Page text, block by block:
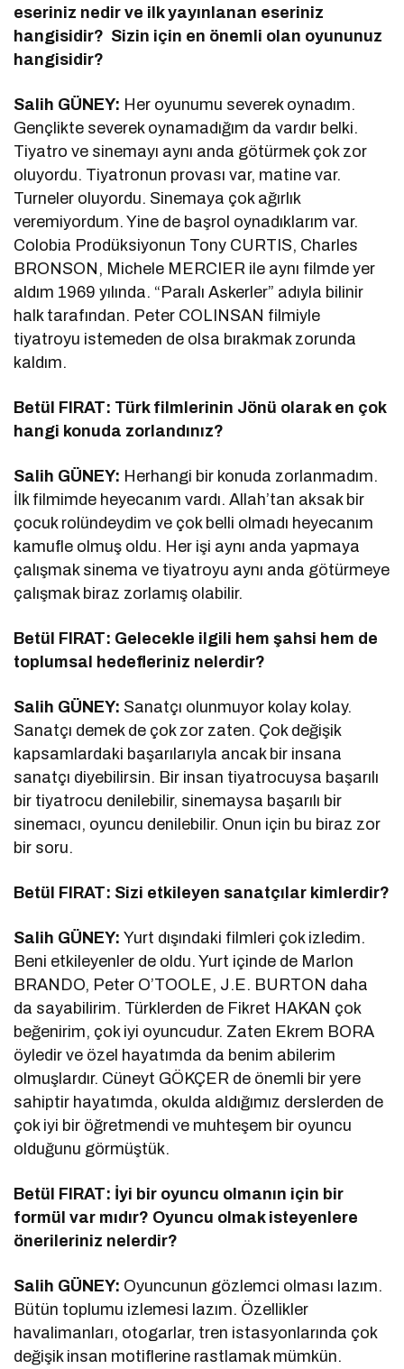
eseriniz nedir ve ilk yayınlanan eseriniz
hangisidir? Sizin için en önemli olan oyununuz
hangisidir?
Salih GÜNEY: Her oyunumu severek oynadım.
Gençlikte severek oynamadığım da vardır belki.
Tiyatro ve sinemayı aynı anda götürmek çok zor
oluyordu. Tiyatronun provası var, matine var.
Turneler oluyordu. Sinemaya çok ağırlık
veremiyordum. Yine de başrol oynadıklarım var.
Colobia Prodüksiyonun Tony CURTIS, Charles
BRONSON, Michele MERCIER ile aynı filmde yer
aldım 1969 yılında. “Paralı Askerler” adıyla bilinir
halk tarafından. Peter COLINSAN filmiyle
tiyatroyu istemeden de olsa bırakmak zorunda
kaldım.
Betül FIRAT: Türk filmlerinin Jönü olarak en çok
hangi konuda zorlandınız?
Salih GÜNEY: Herhangi bir konuda zorlanmadım.
İlk filmimde heyecanım vardı. Allah’tan aksak bir
çocuk rolündeydim ve çok belli olmadı heyecanım
kamufle olmuş oldu. Her işi aynı anda yapmaya
çalışmak sinema ve tiyatroyu aynı anda götürmeye
çalışmak biraz zorlamış olabilir.
Betül FIRAT: Gelecekle ilgili hem şahsi hem de
toplumsal hedefleriniz nelerdir?
Salih GÜNEY: Sanatçı olunmuyor kolay kolay.
Sanatçı demek de çok zor zaten. Çok değişik
kapsamlardaki başarılarıyla ancak bir insana
sanatçı diyebilirsin. Bir insan tiyatrocuysa başarılı
bir tiyatrocu denilebilir, sinemaysa başarılı bir
sinemacı, oyuncu denilebilir. Onun için bu biraz zor
bir soru.
Betül FIRAT: Sizi etkileyen sanatçılar kimlerdir?
Salih GÜNEY:Yurt dışındaki filmleri çok izledim.
Beni etkileyenler de oldu. Yurt içinde de Marlon
BRANDO, Peter O’TOOLE, J.E. BURTON daha
da sayabilirim. Türklerden de Fikret HAKAN çok
beğenirim, çok iyi oyuncudur. Zaten Ekrem BORA
öyledir ve özel hayatımda da benim abilerim
olmuşlardır. Cüneyt GÖKÇER de önemli bir yere
sahiptir hayatımda, okulda aldığımız derslerden de
çok iyi bir öğretmendi ve muhteşem bir oyuncu
olduğunu görmüştük.
Betül FIRAT: İyi bir oyuncu olmanın için bir
formül var mıdır? Oyuncu olmak isteyenlere
önerileriniz nelerdir?
Salih GÜNEY: Oyuncunun gözlemci olması lazım.
Bütün toplumu izlemesi lazım. Özellikler
havalimanları, otogarlar, tren istasyonlarında çok
değişik insan motiflerine rastlamak mümkün.